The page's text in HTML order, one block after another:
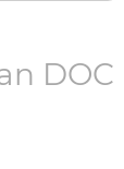
DOC